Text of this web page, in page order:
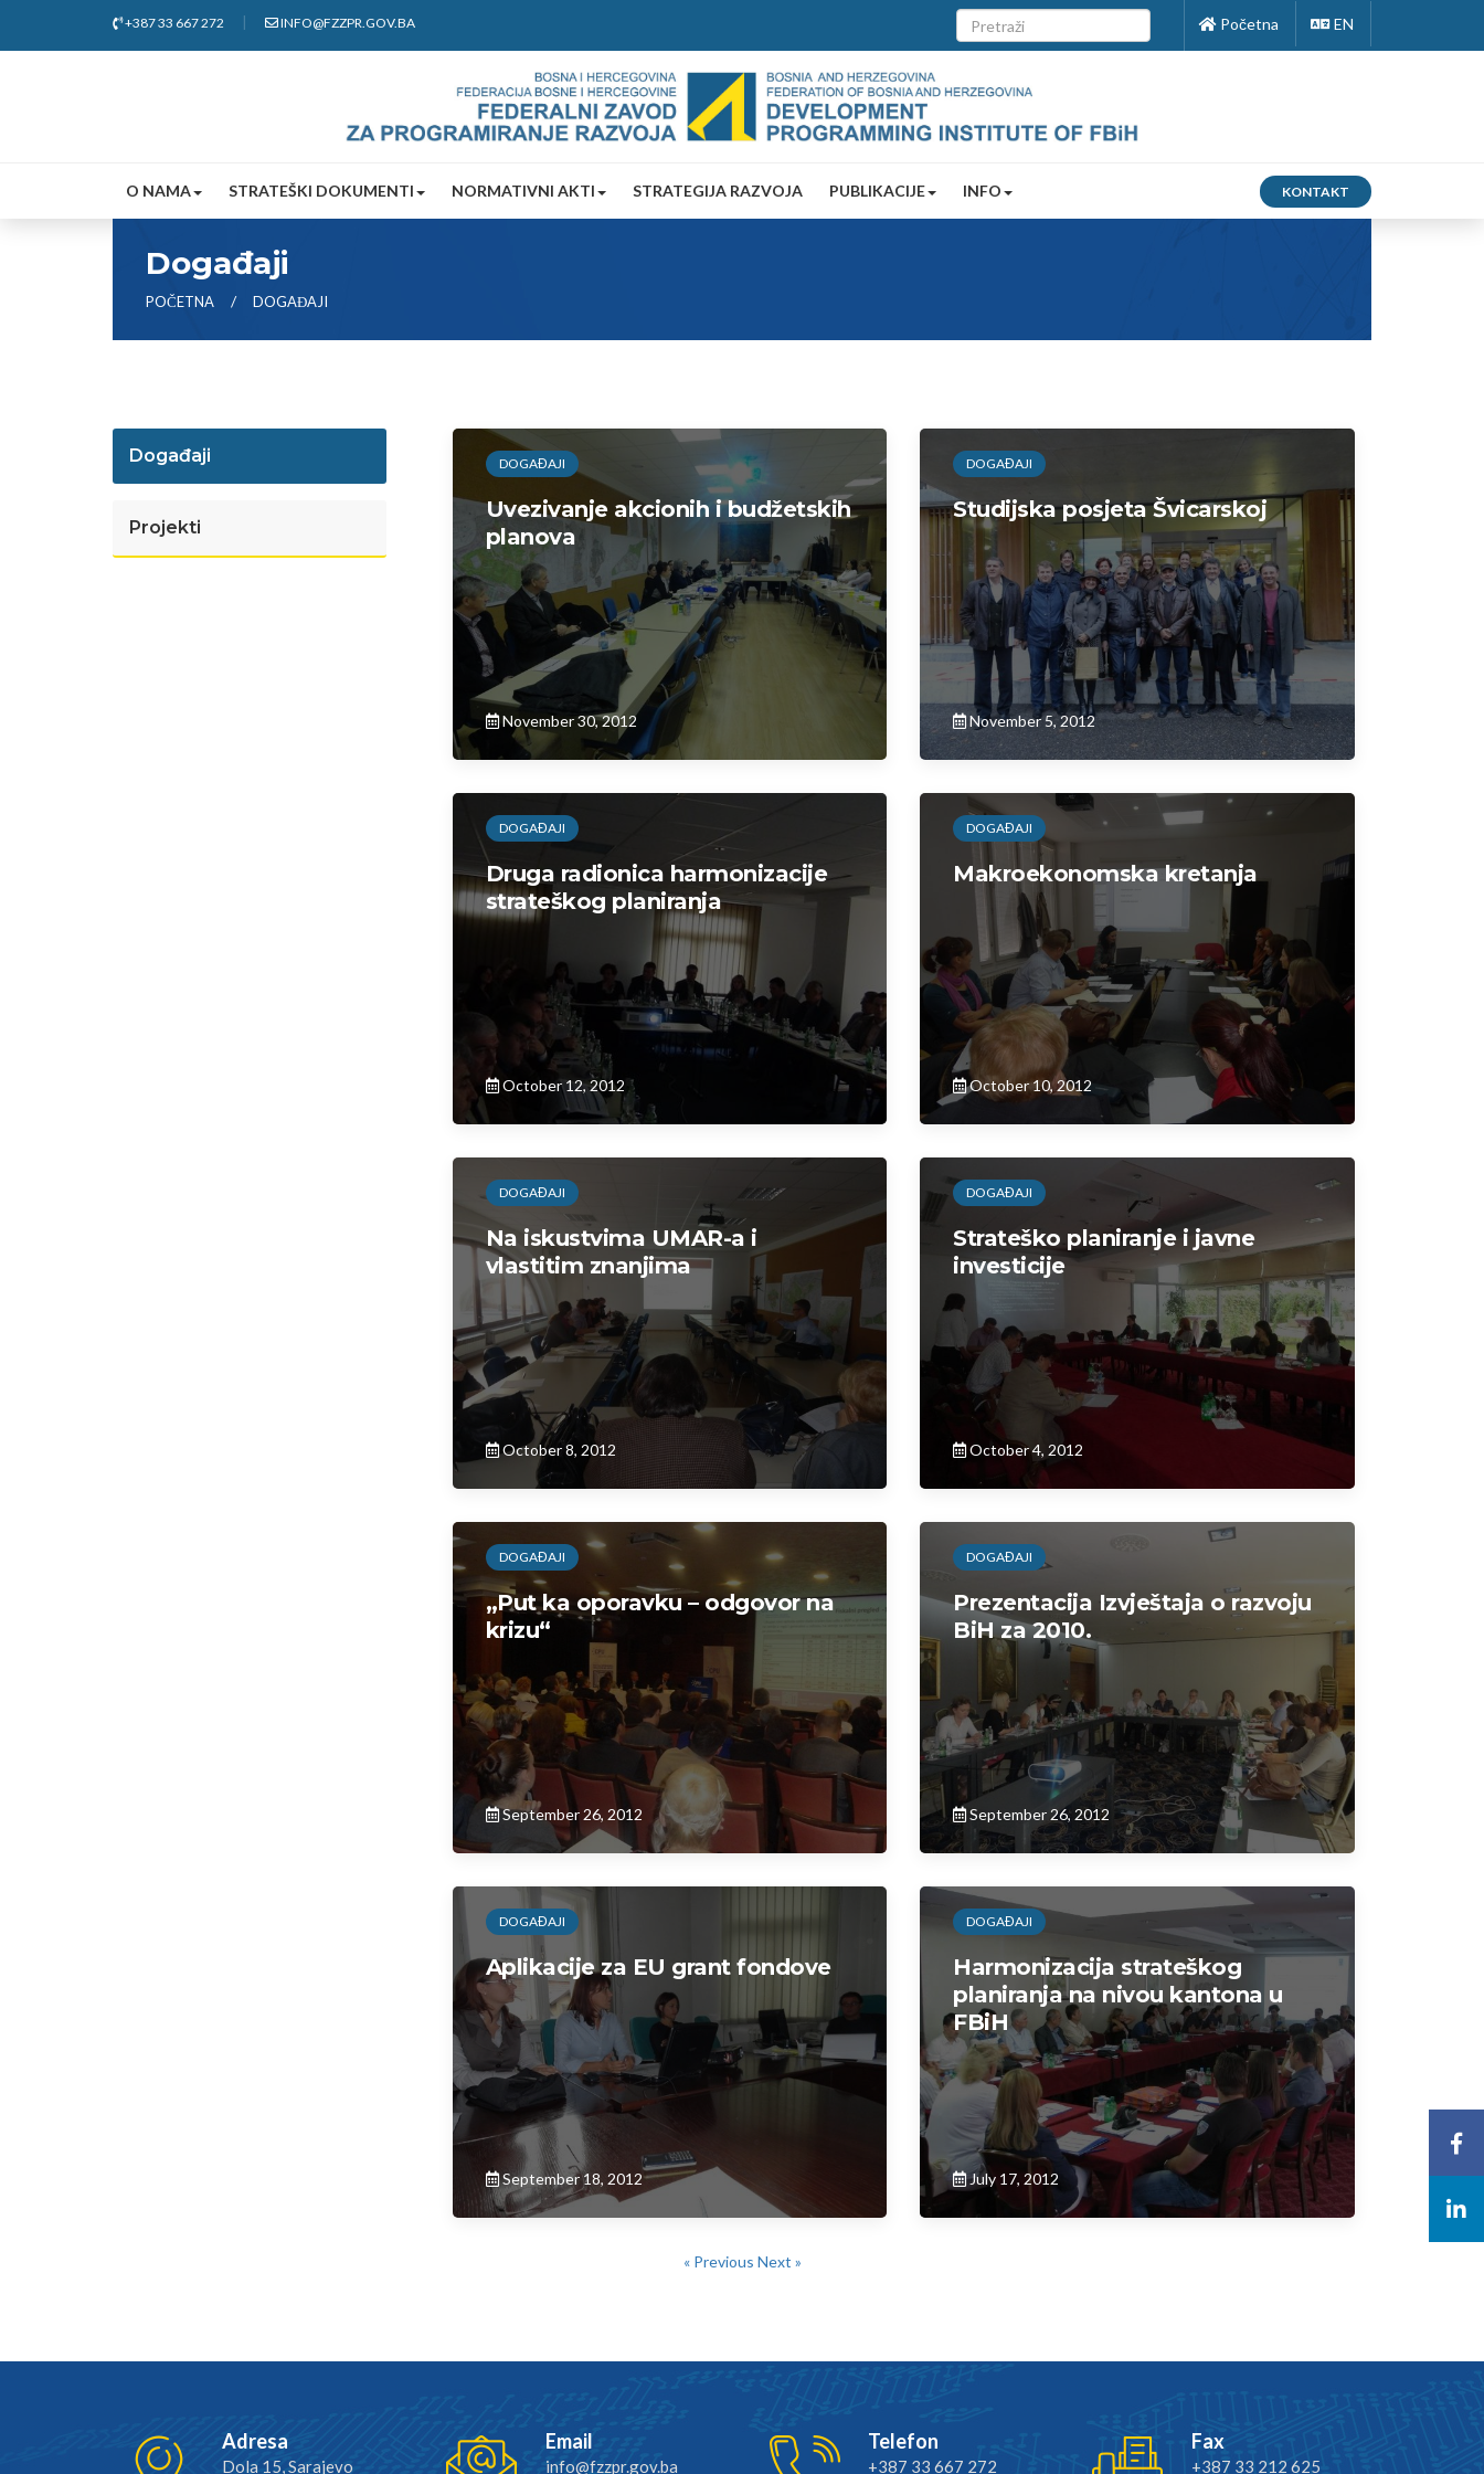
+387 33 667 272 INFO@FZZPR.GOV.BA Početna EN
O NAMA STRATEŠKI DOKUMENTI NORMATIVNI AKTI STRATEGIJA RAZVOJA PUBLIKACIJE INFO KONTAKT
Događaji
POČETNA DOGAĐAJI
Događaji
Projekti
DOGAĐAJI
Uvezivanje akcionih i budžetskih
planova
November 30, 2012
DOGAĐAJI
Studijska posjeta Švicarskoj
November 5, 2012
DOGAĐAJI
Druga radionica harmonizacije
strateškog planiranja
October 12, 2012
DOGAĐAJI
Makroekonomska kretanja
October 10, 2012
DOGAĐAJI
Na iskustvima UMAR-a i
vlastitim znanjima
October 8, 2012
DOGAĐAJI
Strateško planiranje i javne
investicije
October 4, 2012
DOGAĐAJI
„Put ka oporavku – odgovor na
krizu“
September 26, 2012
DOGAĐAJI
Prezentacija Izvještaja o razvoju
BiH za 2010.
September 26, 2012
DOGAĐAJI
Aplikacije za EU grant fondove
September 18, 2012
DOGAĐAJI
Harmonizacija strateškog
planiranja na nivou kantona u
FBiH
July 17, 2012
« Previous Next »
Adresa
Dola 15, Sarajevo
Email
info@fzzpr.gov.ba
Telefon
+387 33 667 272
Fax
+387 33 212 625